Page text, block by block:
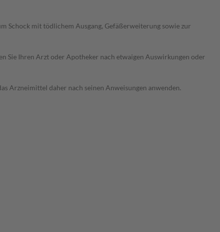
Schock mit tödlichem Ausgang, Gefäßerweiterung sowie zur
Sie Ihren Arzt oder Apotheker nach etwaigen Auswirkungen oder
Arzneimittel daher nach seinen Anweisungen anwenden.